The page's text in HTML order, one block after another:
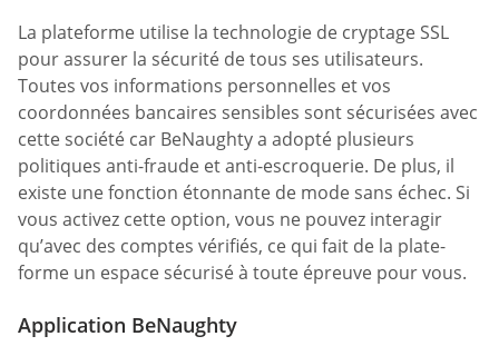
La plateforme utilise la technologie de cryptage SSL
pour assurer la sécurité de tous ses utilisateurs.
Toutes vos informations personnelles et vos
coordonnées bancaires sensibles sont sécurisées avec
cette société car BeNaughty a adopté plusieurs
politiques anti-fraude et anti-escroquerie. De plus, il
existe une fonction étonnante de mode sans échec. Si
vous activez cette option, vous ne pouvez interagir
qu’avec des comptes vérifiés, ce qui fait de la plate-
forme un espace sécurisé à toute épreuve pour vous.
Application BeNaughty